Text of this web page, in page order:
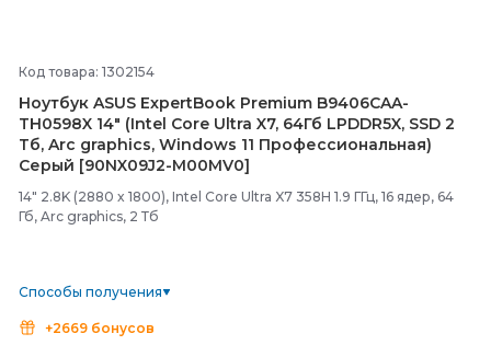
Код товара: 1302154
Ноутбук ASUS ExpertBook Premium B9406CAA-
TH0598X 14" (Intel Core Ultra X7, 64Гб LPDDR5X, SSD 2
Тб, Arc graphics, Windows 11 Профессиональная)
Серый [90NX09J2-M00MV0]
14" 2.8K (2880 x 1800), Intel Core Ultra X7 358H 1.9 ГГц, 16 ядер, 64
Гб, Arc graphics, 2 Тб
Способы получения
+2669 бонусов